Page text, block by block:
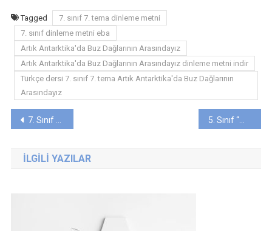
Tagged
7. sınıf 7. tema dinleme metni
7. sınıf dinleme metni eba
Artık Antarktika'da Buz Dağlarının Arasındayız
Artık Antarktika'da Buz Dağlarının Arasındayız dinleme metni indir
Türkçe dersi 7. sınıf 7. tema Artık Antarktika'da Buz Dağlarının
Arasındayız
Yazı
gezinmesi
7. Sınıf 6. Tema “İlk Çocukluk” Dinleme Metni
İLGILI YAZILAR